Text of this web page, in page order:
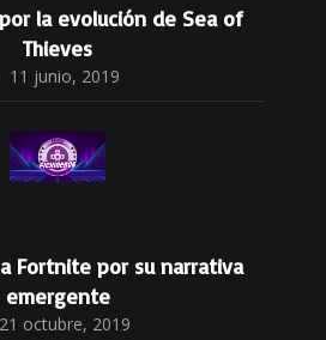
por la evolución de Sea of
Thieves
11 junio, 2019
a Fortnite por su narrativa
emergente
21 octubre, 2019